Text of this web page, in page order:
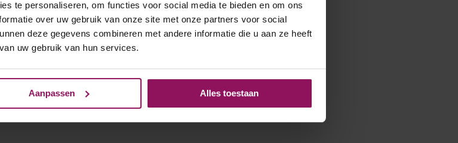
te personaliseren, om functies voor social media te bieden en om ons
over uw gebruik van onze site met onze partners voor social
deze gegevens combineren met andere informatie die u aan ze heeft
uw gebruik van hun services.
Aanpassen Alles toestaan